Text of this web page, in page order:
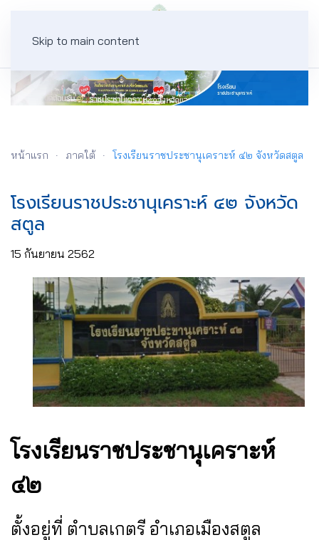
Skip to main content
หน้าแรก ภาคใต้ โรงเรียนราชประชานุเคราะห์ ๔๒ จังหวัดสตูล
โรงเรียนราชประชานุเคราะห์ ๔๒ จังหวัด
สตูล
15 กันยายน 2562
โรงเรียนราชประชานุเคราะห์
๔๒
ตั้งอยู่ที่ ตำบลเกตรี อำเภอเมืองสตูล